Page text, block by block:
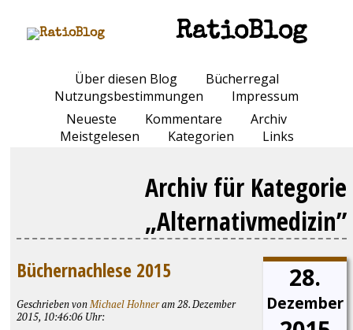
RatioBlog
Über diesen Blog
Bücherregal
Nutzungsbestimmungen
Impressum
Neueste
Kommentare
Archiv
Meistgelesen
Kategorien Links
Archiv für Kategorie
„Alternativmedizin”
28.
Dezember
Büchernachlese 2015
Geschrieben vonMichael Hohneram 28. Dezember
2015, 10:46:06 Uhr: